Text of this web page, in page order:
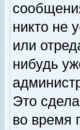
никто не
или
нибудь
Это
во время